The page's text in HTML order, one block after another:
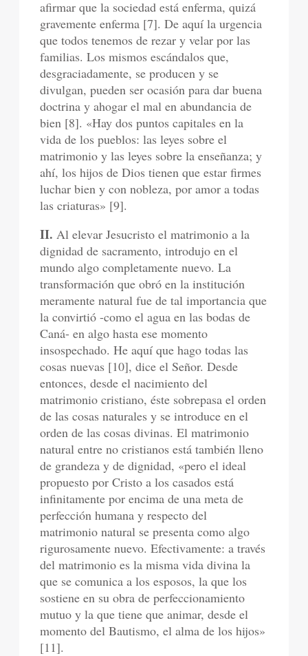
afirmar que la sociedad está enferma, quizá
gravemente enferma [7]. De aquí la urgencia
que todos tenemos de rezar y velar por las
familias. Los mismos escándalos que,
desgraciadamente, se producen y se
divulgan, pueden ser ocasión para dar buena
doctrina y ahogar el mal en abundancia de
bien [8]. «Hay dos puntos capitales en la
vida de los pueblos: las leyes sobre el
matrimonio y las leyes sobre la enseñanza; y
ahí, los hijos de Dios tienen que estar firmes
luchar bien y con nobleza, por amor a todas
las criaturas» [9].
II. Al elevar Jesucristo el matrimonio a la
dignidad de sacramento, introdujo en el
mundo algo completamente nuevo. La
transformación que obró en la institución
meramente natural fue de tal importancia que
la convirtió -como el agua en las bodas de
Caná- en algo hasta ese momento
insospechado. He aquí que hago todas las
cosas nuevas [10], dice el Señor. Desde
entonces, desde el nacimiento del
matrimonio cristiano, éste sobrepasa el orden
de las cosas naturales y se introduce en el
orden de las cosas divinas. El matrimonio
natural entre no cristianos está también lleno
de grandeza y de dignidad, «pero el ideal
propuesto por Cristo a los casados está
infinitamente por encima de una meta de
perfección humana y respecto del
matrimonio natural se presenta como algo
rigurosamente nuevo. Efectivamente: a través
del matrimonio es la misma vida divina la
que se comunica a los esposos, la que los
sostiene en su obra de perfeccionamiento
mutuo y la que tiene que animar, desde el
momento del Bautismo, el alma de los hijos»
[11].